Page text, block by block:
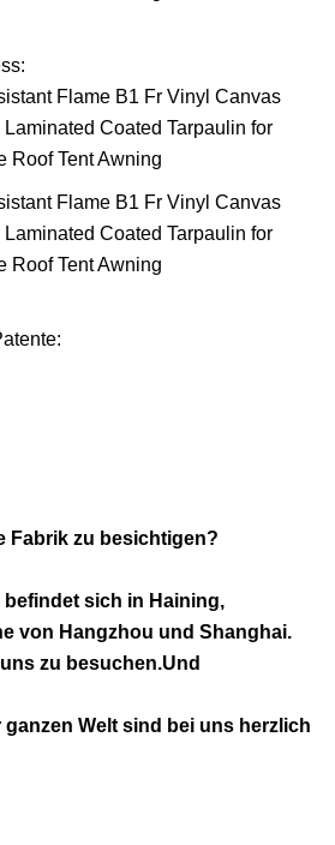
Fabrik zu besichtigen?
sich in Haining,
von Hangzhou und Shanghai.
zu besuchen.Und
Welt sind bei uns herzlich